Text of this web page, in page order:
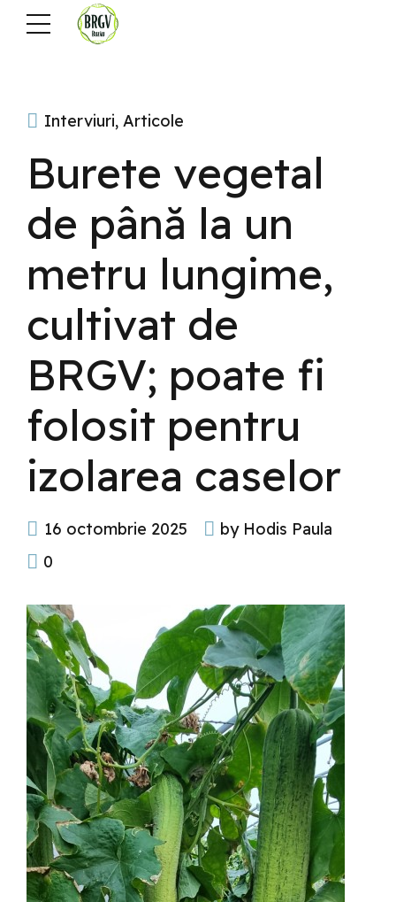
Interviuri, Articole
Burete vegetal
de până la un
metru lungime,
cultivat de
BRGV; poate fi
folosit pentru
izolarea caselor
16 octombrie 2025
by Hodis Paula
0